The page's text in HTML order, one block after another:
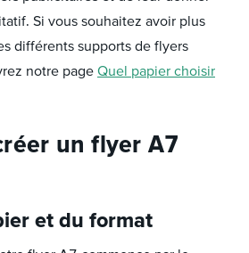
Si vous souhaitez avoir plus
différents supports de flyers
notre page Quel papier choisir
un flyer A7
et du format